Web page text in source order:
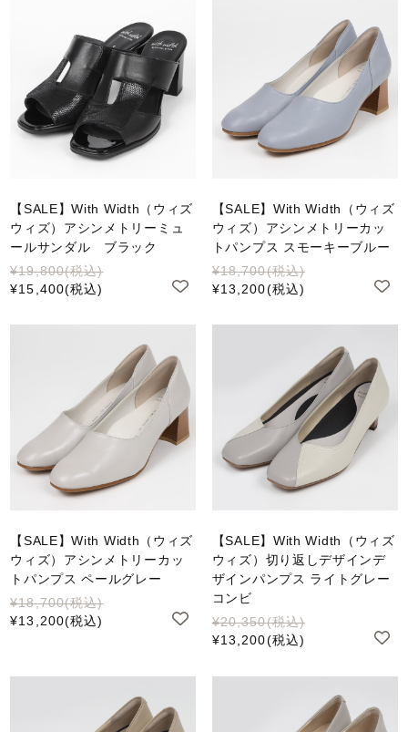
【SALE】With Width（ウィズ
ウィズ）アシンメトリーミュ
ールサンダル ブラック
¥19,800(税込)
¥15,400(税込)
【SALE】With Width（ウィズ
ウィズ）アシンメトリーカッ
トパンプス スモーキーブルー
¥18,700(税込)
¥13,200(税込)
【SALE】With Width（ウィズ
ウィズ）アシンメトリーカッ
トパンプス ペールグレー
¥18,700(税込)
¥13,200(税込)
【SALE】With Width（ウィズ
ウィズ）切り返しデザインデ
ザインパンプス ライトグレー
コンビ
¥20,350(税込)
¥13,200(税込)